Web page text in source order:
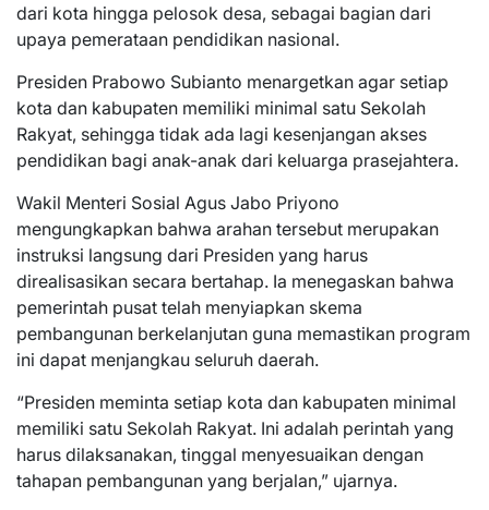
dari kota hingga pelosok desa, sebagai bagian dari
upaya pemerataan pendidikan nasional.
Presiden Prabowo Subianto menargetkan agar setiap
kota dan kabupaten memiliki minimal satu Sekolah
Rakyat, sehingga tidak ada lagi kesenjangan akses
pendidikan bagi anak-anak dari keluarga prasejahtera.
Wakil Menteri Sosial Agus Jabo Priyono
mengungkapkan bahwa arahan tersebut merupakan
instruksi langsung dari Presiden yang harus
direalisasikan secara bertahap. Ia menegaskan bahwa
pemerintah pusat telah menyiapkan skema
pembangunan berkelanjutan guna memastikan program
ini dapat menjangkau seluruh daerah.
“Presiden meminta setiap kota dan kabupaten minimal
memiliki satu Sekolah Rakyat. Ini adalah perintah yang
harus dilaksanakan, tinggal menyesuaikan dengan
tahapan pembangunan yang berjalan,” ujarnya.